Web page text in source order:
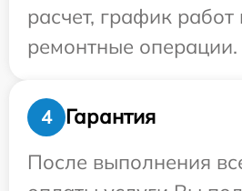
расчет, график
ремонтные операции.
4
Гарантия
После выполнения